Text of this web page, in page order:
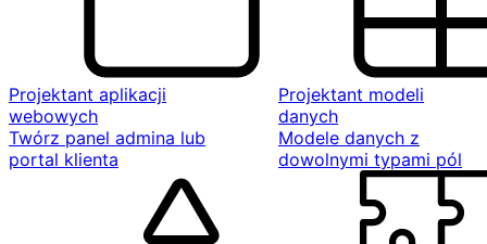
Projektant aplikacji
webowych
Twórz panel admina lub
portal klienta
Projektant modeli
danych
Modele danych z
dowolnymi typami pól